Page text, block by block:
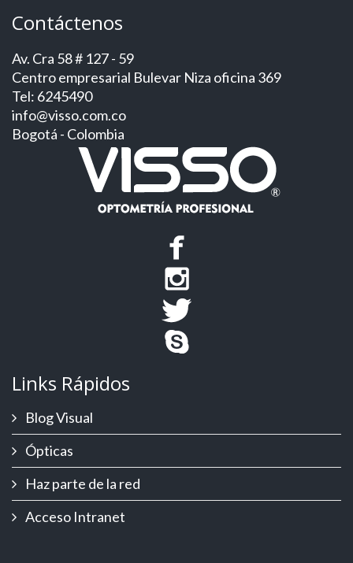
Contáctenos
Av. Cra 58 # 127 - 59
Centro empresarial Bulevar Niza oficina 369
Tel: 6245490
info@visso.com.co
Bogotá - Colombia
Links Rápidos
Blog Visual
Ópticas
Haz parte de la red
Acceso Intranet